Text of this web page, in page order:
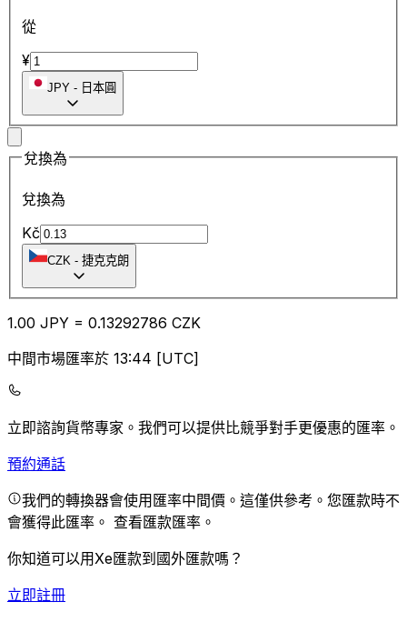
從
¥
JPY - 日本圓
兌換為
兌換為
Kč
CZK - 捷克克朗
1.00 JPY = 0.13292786 CZK
中間市場匯率於 13:44 [UTC]
立即諮詢貨幣專家。 我們可以提供比競爭對手更優惠的匯率。
預約通話
我們的轉換器會使用匯率中間價。這僅供參考。您匯款時不
會獲得此匯率。 查看匯款匯率。
你知道可以用Xe匯款到國外匯款嗎？
立即註冊